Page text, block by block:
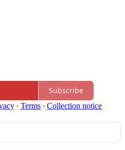
Subscribe
∙ Terms ∙ Collection notice